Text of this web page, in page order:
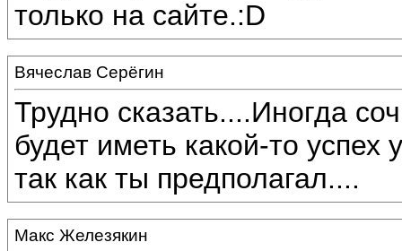
только на сайте.:D
Вячеслав Серёгин
Трудно сказать....Иногда
будет иметь какой-то успех
так как ты предполагал....
Макс Железякин